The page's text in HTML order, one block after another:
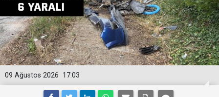
17:03
09 Ağustos 2026